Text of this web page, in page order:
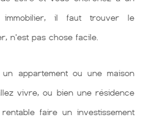
il faut trouver le
n'est pas chose facile.
un appartement ou une maison
vivre, ou bien une résidence
faire un investissement